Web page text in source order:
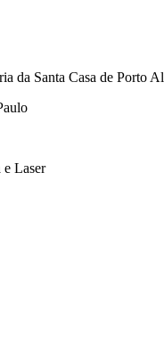
da Santa Casa de Porto
e Laser